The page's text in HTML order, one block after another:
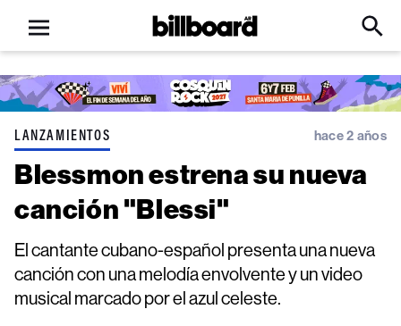
Open
menu
Billboard
Click
Input
LANZAMIENTOS hace 2 años
Blessmon estrena su nueva
canción "Blessi"
El cantante cubano-español presenta una nueva
canción con una melodía envolvente y un video
musical marcado por el azul celeste.